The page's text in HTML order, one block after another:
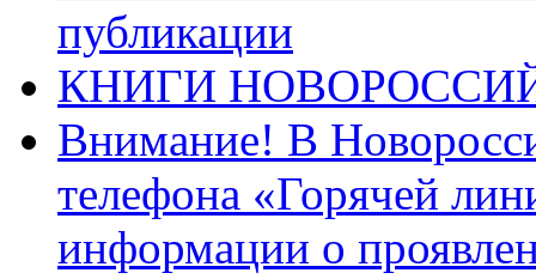
публикации
КНИГИ
Внимание! В
телефона «Горячей
информации о